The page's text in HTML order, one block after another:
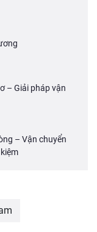
– Giải pháp vận
– Vận chuyển